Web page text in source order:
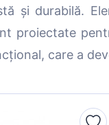
și durabilă.
proiectate
care a